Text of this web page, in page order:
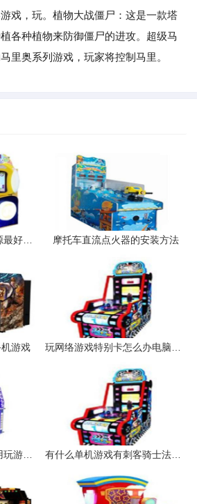
戏，玩。植物大战僵尸：这是一款塔
各种植物来防御僵尸的进攻。超级马
里奥系列游戏，玩家将控制马里。
摩托车直流点火器的安装方法
游戏